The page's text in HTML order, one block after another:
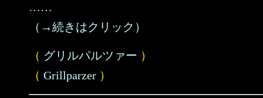
……
（→続きはクリック）
（ グリルパルツァー ）
（ Grillparzer ）